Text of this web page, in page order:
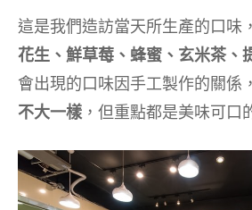
這是我們造訪當天所生產的口味
花生、鮮草莓、蜂蜜、玄米茶、
會出現的口味因手工製作的關係
不大一樣 ，但重點都是美味可口